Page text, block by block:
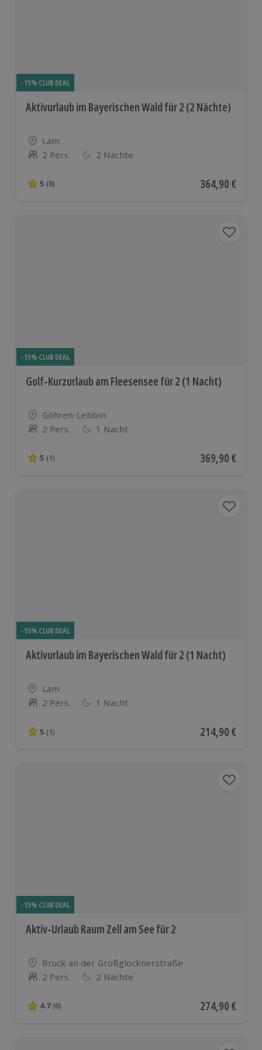
-15% CLUB DEAL
Aktivurlaub im Bayerischen Wald für 2 (2 Nächte)
Standort
Lam
Anzahl der Teilnehmer
2 Pers. 2 Nächte
5 von 5 Sternen basierend auf 8 Bewertungen
5 (8) Aktueller Preis
364,90 €
-15% CLUB DEAL
Golf-Kurzurlaub am Fleesensee für 2 (1 Nacht)
Standort
Göhren-Lebbin
Anzahl der Teilnehmer
2 Pers. 1 Nacht
5 von 5 Sternen basierend auf 1 Bewertungen
5 (1) Aktueller Preis
369,90 €
-15% CLUB DEAL
Aktivurlaub im Bayerischen Wald für 2 (1 Nacht)
Standort
Lam
Anzahl der Teilnehmer
2 Pers. 1 Nacht
5 von 5 Sternen basierend auf 1 Bewertungen
5 (1) Aktueller Preis
214,90 €
-15% CLUB DEAL
Aktiv-Urlaub Raum Zell am See für 2
Standort
Bruck an der Großglocknerstraße
Anzahl der Teilnehmer
2 Pers. 2 Nächte
4.7 von 5 Sternen basierend auf 6 Bewertungen
4.7 (6) Aktueller Preis
274,90 €